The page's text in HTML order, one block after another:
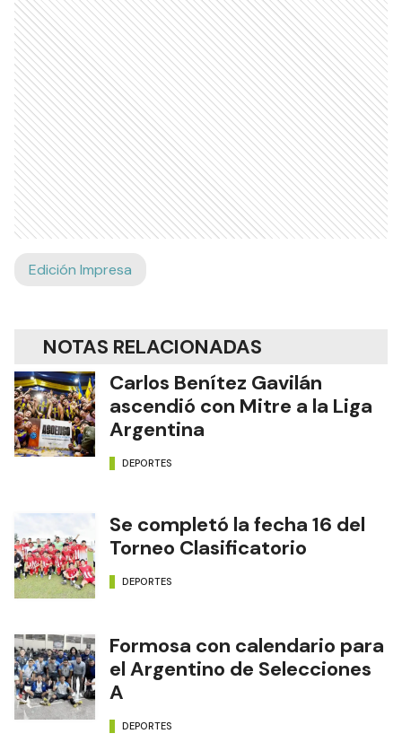
Edición Impresa
NOTAS RELACIONADAS
Carlos Benítez Gavilán
ascendió con Mitre a la Liga
Argentina
DEPORTES
Se completó la fecha 16 del
Torneo Clasificatorio
DEPORTES
Formosa con calendario para
el Argentino de Selecciones
A
DEPORTES